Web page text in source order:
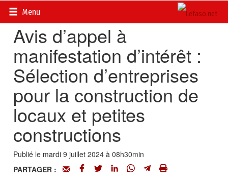
Menu
Accueil>
Avis d’appel à
manifestation d’intérêt :
Sélection d’entreprises
pour la construction de
locaux et petites
constructions
Publié le mardi 9 juillet 2024 à 08h30min
PARTAGER :